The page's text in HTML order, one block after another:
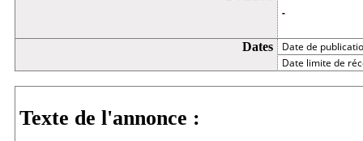
-
Dates
Date de
Date limite de
Texte de l'annonce :